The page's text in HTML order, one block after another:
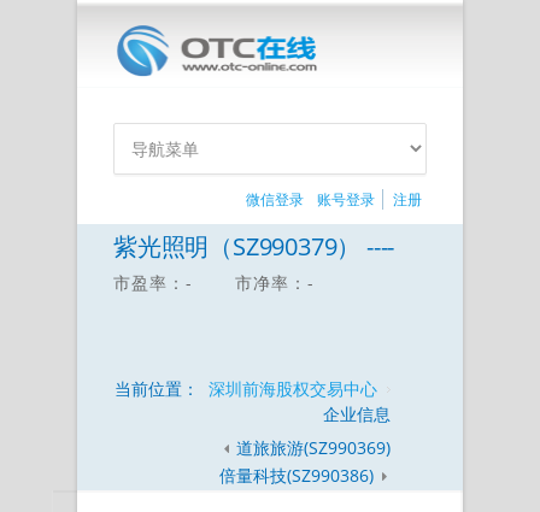
微信登录 账号登录 注册
紫光照明（SZ990379） ----
市盈率：- 市净率：-
当前位置：
深圳前海股权交易中心
企业信息
道旅旅游(SZ990369)
倍量科技(SZ990386)